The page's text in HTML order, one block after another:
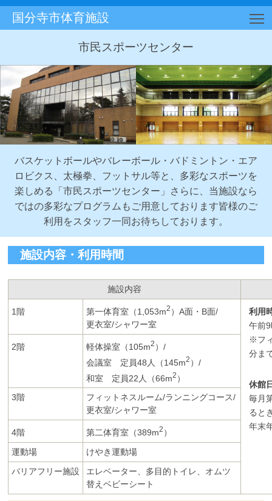
国分寺市体育施設
市民スポーツセンター
バスケットボールやバレーボール・バドミントン・エア
ロビクス、太極拳、 フットサル等と、多彩なスポーツを
楽しめる「市民スポーツセンター」
さらに、当施設なら
ではの多彩なプログラムもご用意しております皆様のご
利用をスタッフ一同お待ちしております。
施設内容・利用時間
施設内容
1階 第一体育室（1,053m2 ）A面・B面/
更衣室/シャワー室
利用
午前
※フ
分ま
休館
毎月
ると
年末
2階 軽体操室（105m2 ）/
会議室 定員48人（145m2 ）/
和室 定員22人（66m2 ）
3階
フィットネスルーム/ランニングコース/
更衣室/シャワー室
4階 第二体育室（389m2 ）
運動場
けやき運動場
バリアフリー施設
エレベーター、多目的トイレ、オムツ
替えベビーシート